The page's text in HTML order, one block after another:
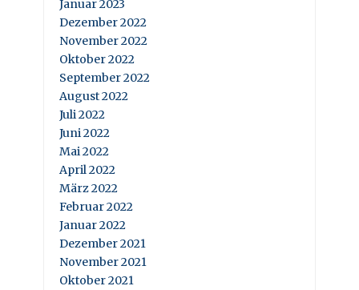
Januar 2023
Dezember 2022
November 2022
Oktober 2022
September 2022
August 2022
Juli 2022
Juni 2022
Mai 2022
April 2022
März 2022
Februar 2022
Januar 2022
Dezember 2021
November 2021
Oktober 2021